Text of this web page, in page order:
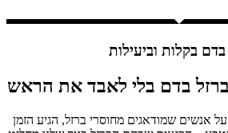
בקלות וביעילות
בדם בלי לאבד את הראש
אנשים שמודאגים מחוסרי ברזל, הגיע הזמן